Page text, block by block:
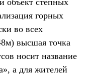
объект степных
горных
во всех
высшая точка
носит название
а для жителей